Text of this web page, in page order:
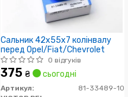
Сальник 42x55x7 колінвалу
перед Opel/Fiat/Chevrolet
0 відгуків
375 ₴ сьогодні
Артикул:
81-33489-10